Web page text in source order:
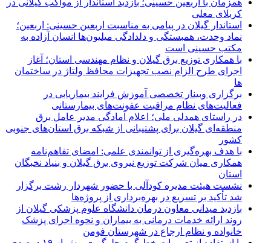
کربلای معلی
استاندار گیلان در پیامی به مناسبت اربعین حسینی: اربعین؛
نماد وحدت، همبستگی و دلدادگی میلیون‌ها انسان آزاده به
مکتب حسینی است
با همکاری توزیع برق گیلان و نظام مهندسی استان؛ آغاز
اجرای طرح الزام نصب تجهیزات محافظ ولتاژ در ساختمان
ها
برگزاری وبینار تخصصی آموزش فرایند بیماریابی در
فعالیت‌های نظام مراقبت عفونت‌های بیمارستانی
در راستای همدلی ملی؛ اعلام آمادگی مدیر عامل برق
منطقه‌ای گیلان برای پشتیبانی از شبكه برق استان‌های جنوبی
كشور
با هدف بهره‌گیری از توانمندی علمی: امضای تفاهم‌نامه
همكاری میان شركت توزیع نیروی برق گیلان و بنیاد نخبگان
استان
نشست هیئت مدیره کودآلی با حضور شهردار رشت برگزار
شد تأکید بر تسریع در بهره‌برداری از پروژه‌ها
بازدید میدانی معاون درمان دانشگاه علوم پزشکی گیلان از
روند ارائه خدمات درمانی به بیماران و نحوه اجرای پزشک
خانواده و نظام ارجاع در شهرستان فومن